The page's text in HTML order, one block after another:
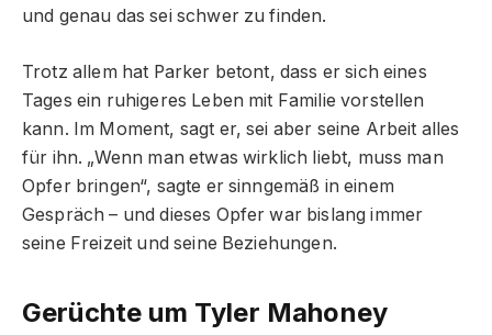
und genau das sei schwer zu finden.
Trotz allem hat Parker betont, dass er sich eines
Tages ein ruhigeres Leben mit Familie vorstellen
kann. Im Moment, sagt er, sei aber seine Arbeit alles
für ihn. „Wenn man etwas wirklich liebt, muss man
Opfer bringen“, sagte er sinngemäß in einem
Gespräch – und dieses Opfer war bislang immer
seine Freizeit und seine Beziehungen.
Gerüchte um Tyler Mahoney